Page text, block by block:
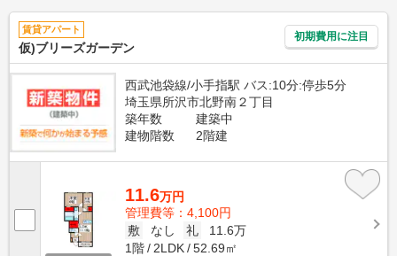
賃貸アパート
仮)ブリーズガーデン
初期費用に注目
西武池袋線/小手指駅 バス:10分:停歩5分
埼玉県所沢市北野南２丁目
築年数
建築中
建物階数
2階建
11.6万円
管理費等：4,100円
敷
なし 礼
11.6万
1階
2LDK 52.69㎡